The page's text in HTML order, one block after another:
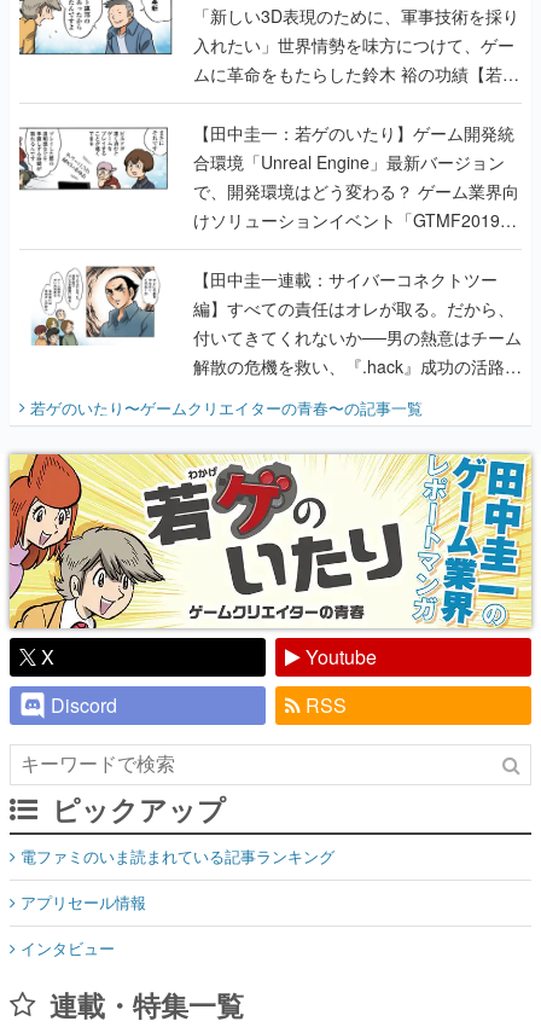
「新しい3D表現のために、軍事技術を採り
入れたい」世界情勢を味方につけて、ゲー
ムに革命をもたらした鈴木 裕の功績【若ゲ
のいたり】
【田中圭一：若ゲのいたり】ゲーム開発統
合環境「Unreal Engine」最新バージョン
で、開発環境はどう変わる？ ゲーム業界向
けソリューションイベント「GTMF2019」
に行って、より理解を深めよう【PR】
【田中圭一連載：サイバーコネクトツー
編】すべての責任はオレが取る。だから、
付いてきてくれないか──男の熱意はチーム
解散の危機を救い、『.hack』成功の活路を
開く。業界の快男児・松山 洋に流れる血は
『少年ジャンプ』色だった【若ゲのいた
り】
若ゲのいたり〜ゲームクリエイターの青春〜の記事一覧
X
Youtube
Discord
RSS
ピックアップ
電ファミのいま読まれている記事ランキング
アプリセール情報
インタビュー
連載・特集一覧